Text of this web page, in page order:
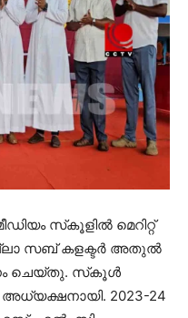
സ്‌കൂളില്‍ മെറിറ്റ്
സബ് കളക്ടര്‍ അതുല്‍
ചെയ്തു. സ്‌കൂള്‍
2023-24